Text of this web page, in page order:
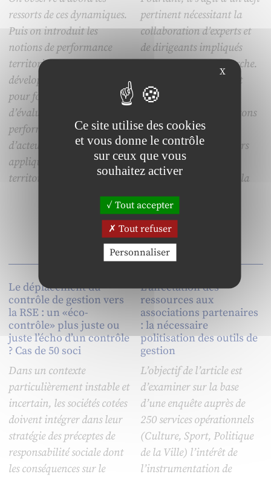
ressorts de ces dynamiques.
Puis on introduit les
notions de performance
territoriale et de
développement territorial
pour formaliser un modèle
d’évaluation des
performances de systèmes
d’acteurs locaux. Enfin, on
applique ce modèle à trois
territoires d’Ille-et-Vilaine.
pertinent nécessitant la
collaboration d’experts et
de dirigeants impliqués
dans une même démarche.
Après avoir brièvement
défini les concepts
employés, nous présentons
la méthodologie co-
construite et les premiers
résultats du Club de
Dirigeants Artisans de la
Région PACA.
Le déplacement du
contrôle de gestion vers
la RSE : un «éco-
contrôle» plus juste ou
juste l’écho d’un contrôle
? Cas de 50 soci
Dans un contexte
particulièrement instable et
incertain, les sociétés cotées
doivent intégrer dans leur
stratégie des préceptes de
responsabilité sociale dont
les conséquences sur le
L’affectation des
ressources aux
associations partenaires
: la nécessaire
politisation des outils de
gestion
L’objectif de l’article est
d’examiner sur la base
d’une enquête auprès de
250 services opérationnels
(Culture, Sport, Politique
de la Ville) l’intérêt de
l’instrumentation de
X
Ce site utilise des cookies
et vous donne le contrôle
sur ceux que vous
souhaitez activer
Tout accepter
Tout refuser
Personnaliser